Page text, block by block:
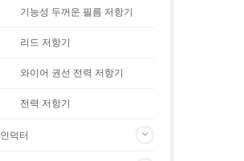
기능성 두꺼운 필름 저항기
리드 저항기
와이어 권선 전력 저항기
전력 저항기
인덕터